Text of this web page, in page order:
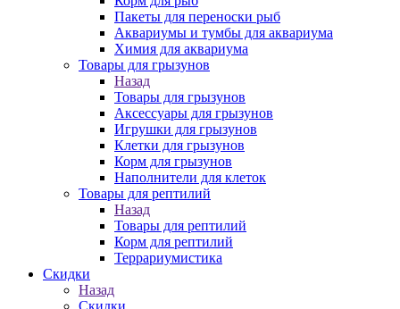
Пакеты для переноски рыб
Аквариумы и тумбы для аквариума
Химия для аквариума
Товары для грызунов
Назад
Товары для грызунов
Аксессуары для грызунов
Игрушки для грызунов
Клетки для грызунов
Корм для грызунов
Наполнители для клеток
Товары для рептилий
Назад
Товары для рептилий
Корм для рептилий
Террариумистика
Скидки
Назад
Скидки